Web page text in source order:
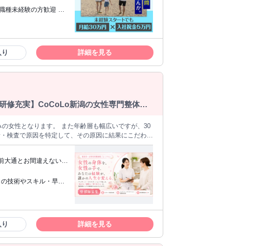
要な環境を整えていま
けで判断することは
ご応募ください。 あ
種未経験の方歓迎 ◇
、アパレルスタッ
下の方は
警備、学校警備、守衛
がある方も大歓迎！
定による））
詳細を見る
修充実】CoCoLo新潟の女性専門整体サ
イントは原因を特定する検
ただきたいと考える施術家としての心構えです。
て辛くなくなった！」など人生を変えてあげるとこ
客・手技を学んでも
画を覚えてもらいま
るために、 問診方法
できる形をとってい
詳細を見る